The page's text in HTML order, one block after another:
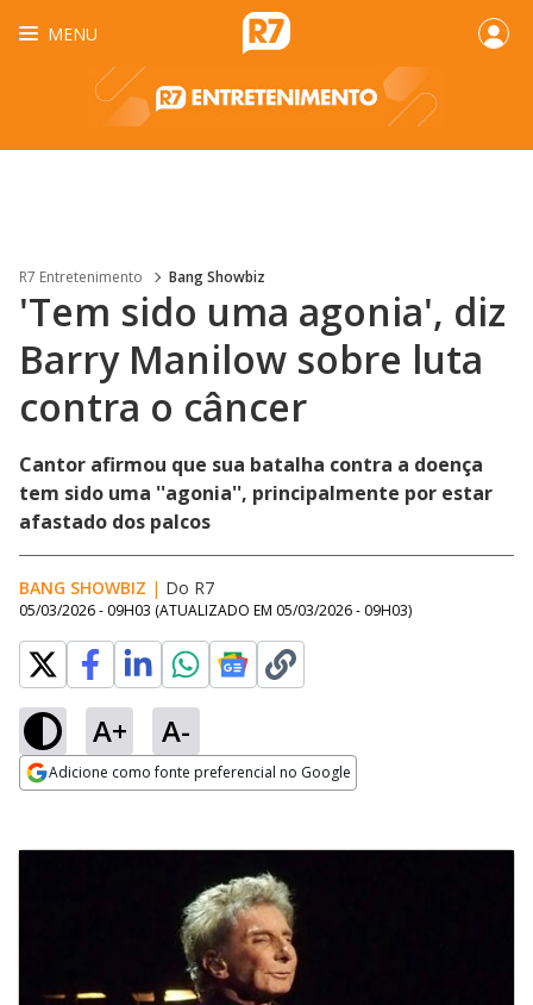
MENU
R7 Entretenimento Bang Showbiz
'Tem sido uma agonia', diz
Barry Manilow sobre luta
contra o câncer
Cantor afirmou que sua batalha contra a doença
tem sido uma ''agonia'', principalmente por estar
afastado dos palcos
BANG SHOWBIZ | Do R7
05/03/2026 - 09H03 (ATUALIZADO EM 05/03/2026 - 09H03)
A+ A-
Adicione como fonte preferencial no Google